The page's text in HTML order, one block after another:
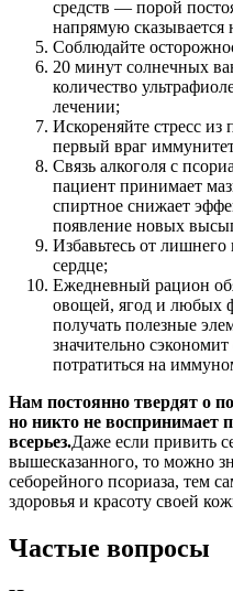
средств — порой
напрямую
Соблюдайте
20 минут солнечных
количество
лечении;
Искореняйте стресс
первый враг
Связь алкоголя с
пациент принимает
спиртное снижает
появление новых
Избавьтесь от
сердце;
Ежедневный рацион
овощей, ягод и любых
получать полезные
значительно
потратиться на
Нам постоянно твердят о
но никто не воспринимает
всерьез.Даже если привить
вышесказанного, то можно
себорейного псориаза, тем
здоровья и красоту своей
Частые вопросы